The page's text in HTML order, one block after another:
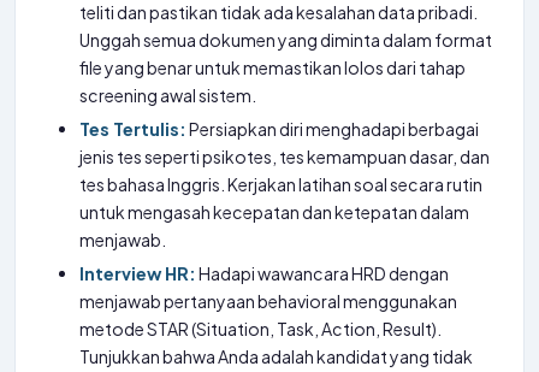
teliti dan pastikan tidak ada kesalahan data pribadi.
Unggah semua dokumen yang diminta dalam format
file yang benar untuk memastikan lolos dari tahap
screening awal sistem.
Tes Tertulis: Persiapkan diri menghadapi berbagai
jenis tes seperti psikotes, tes kemampuan dasar, dan
tes bahasa Inggris. Kerjakan latihan soal secara rutin
untuk mengasah kecepatan dan ketepatan dalam
menjawab.
Interview HR: Hadapi wawancara HRD dengan
menjawab pertanyaan behavioral menggunakan
metode STAR (Situation, Task, Action, Result).
Tunjukkan bahwa Anda adalah kandidat yang tidak